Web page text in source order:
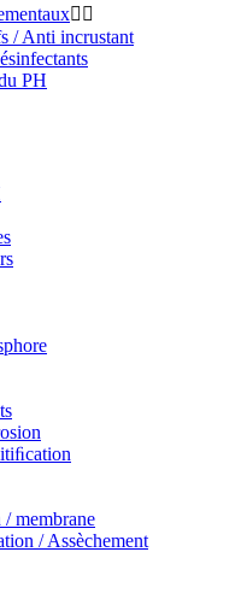
 
/ Anti incrustant
PH
membrane
/ Assèchement